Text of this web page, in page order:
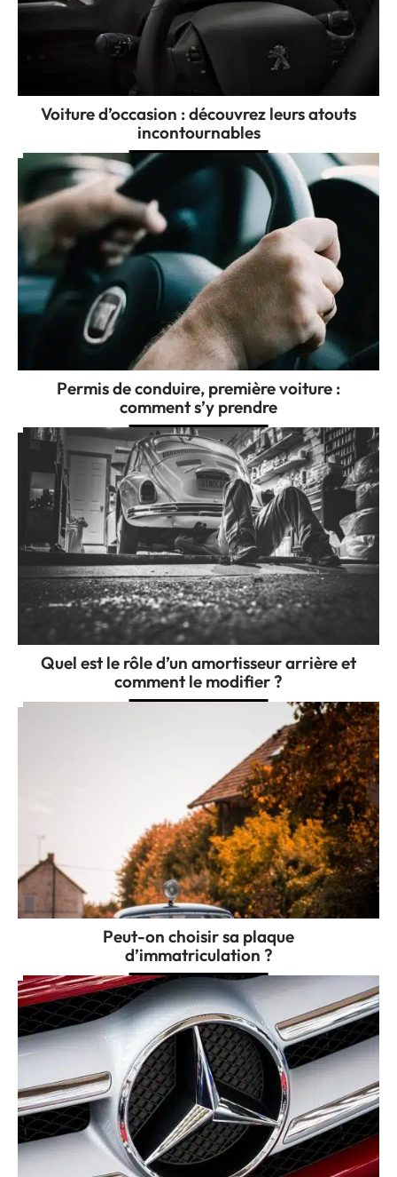
Voiture d’occasion : découvrez leurs atouts
incontournables
Permis de conduire, première voiture :
comment s’y prendre
Quel est le rôle d’un amortisseur arrière et
comment le modifier ?
Peut-on choisir sa plaque
d’immatriculation ?